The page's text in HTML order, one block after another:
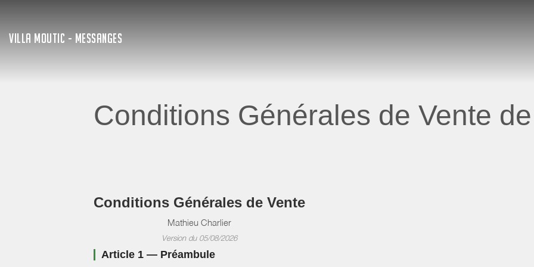
VILLA MOUTIC - MESSANGES
Conditions Générales de Vente
Conditions Générales de Vente
Mathieu Charlier
Version du 05/08/2026
Article 1 — Préambule